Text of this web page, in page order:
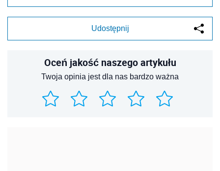
Udostępnij
Oceń jakość naszego artykułu
Twoja opinia jest dla nas bardzo ważna